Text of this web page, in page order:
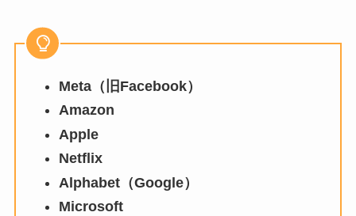
Meta（旧Facebook）
Amazon
Apple
Netflix
Alphabet（Google）
Microsoft